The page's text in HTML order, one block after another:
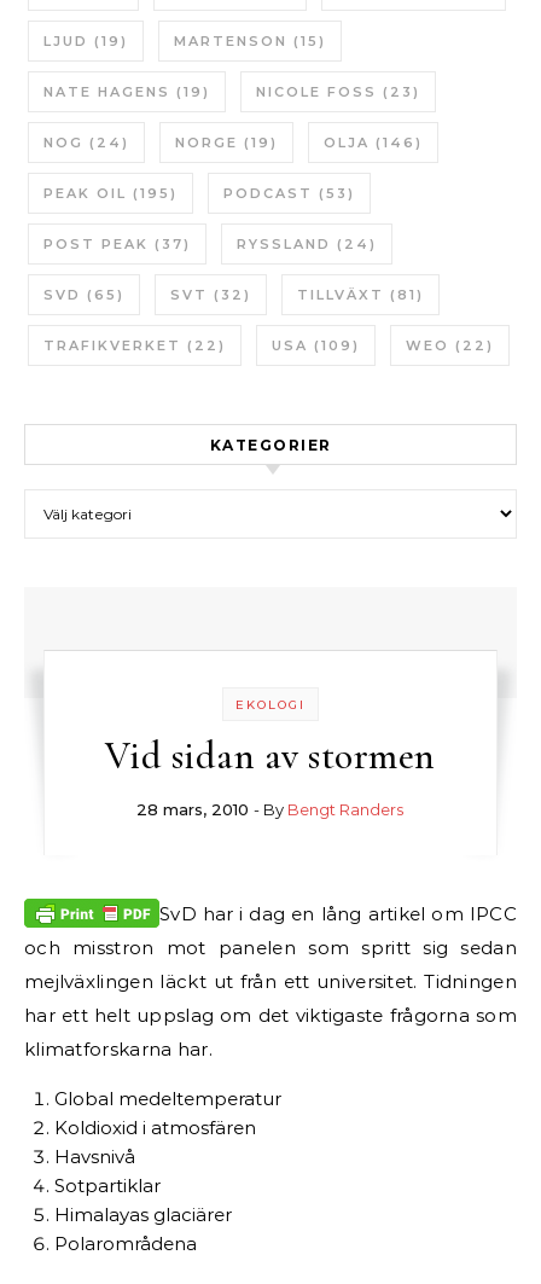
LJUD (19) MARTENSON (15)
NATE HAGENS (19) NICOLE FOSS (23)
NOG (24) NORGE (19) OLJA (146)
PEAK OIL (195) PODCAST (53)
POST PEAK (37) RYSSLAND (24)
SVD (65) SVT (32) TILLVÄXT (81)
TRAFIKVERKET (22) USA (109) WEO (22)
KATEGORIER
EKOLOGI
Vid sidan av stormen
28 mars, 2010 - By Bengt Randers
SvD har i dag en lång artikel om IPCC
och misstron mot panelen som spritt sig sedan
mejlväxlingen läckt ut från ett universitet. Tidningen
har ett helt uppslag om det viktigaste frågorna som
klimatforskarna har.
Global medeltemperatur
Koldioxid i atmosfären
Havsnivå
Sotpartiklar
Himalayas glaciärer
Polarområdena